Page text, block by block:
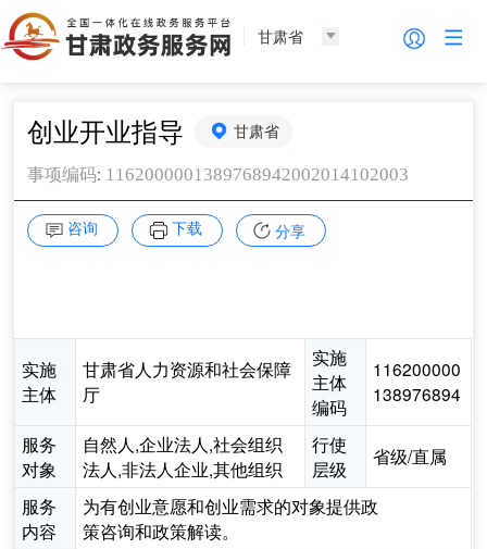
甘肃省
创业开业指导 甘肃省
事项编码: 1162000001389768942002014102003
咨询 下载 分享
实施
主体
甘肃省人力资源和社会保障
厅
实施
主体
编码
116200000
138976894
服务
对象
自然人,企业法人,社会组织
法人,非法人企业,其他组织
行使
层级
省级/直属
服务
内容
为有创业意愿和创业需求的对象提供政
策咨询和政策解读。